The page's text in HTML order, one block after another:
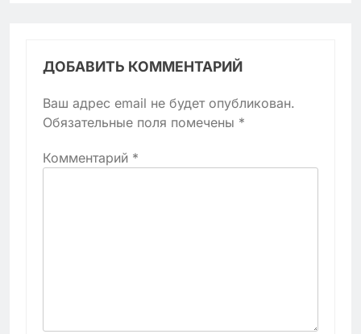
ДОБАВИТЬ КОММЕНТАРИЙ
Ваш адрес email не будет опубликован.
Обязательные поля помечены *
Комментарий *